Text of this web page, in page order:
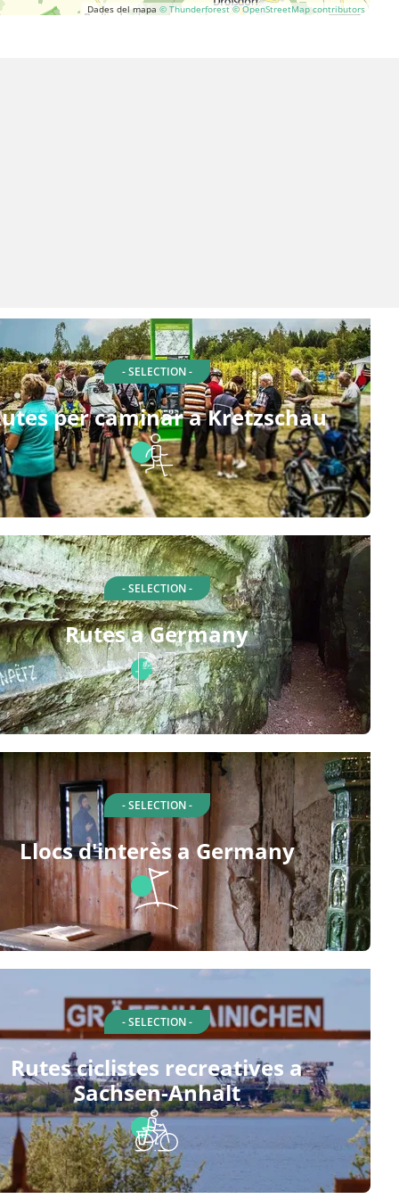
Dades del mapa © Thunderforest © OpenStreetMap contributors
- SELECTION -
per caminar a Kretzschau
- SELECTION -
Rutes a Germany
- SELECTION -
Llocs d'interès a Germany
- SELECTION -
Rutes ciclistes recreatives a
Sachsen-Anhalt